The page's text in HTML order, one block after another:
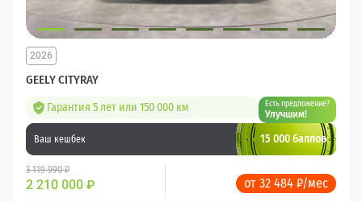
GEELY CITYRAY
2026
Гарантия 5 лет или 150 000 км Есть предложение?
Улучшим!
Ваш кешбек 15 000 баллов
3 119 990 ₽
2 210 000 ₽ от 32 484 ₽/мес